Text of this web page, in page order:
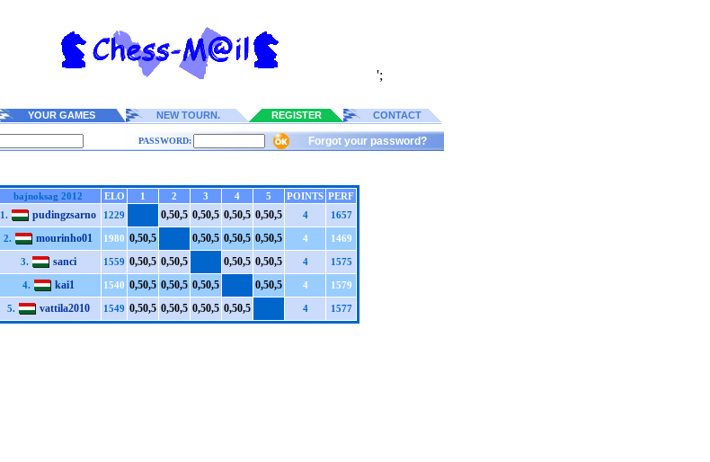
';
YOUR GAMES NEW TOURN. REGISTER CONTACT
PASSWORD: Forgot your password?
bajnoksag 2012 ELO 1 2 3 4 5 POINTS PERF
1.
pudingzsarno 1229 0,50,5 0,50,5 0,50,5 0,50,5 4 1657
2. mourinho01 1980 0,50,5 0,50,5 0,50,5 0,50,5 4 1469
3. sanci 1559 0,50,5 0,50,5 0,50,5 0,50,5 4 1575
4. kai1 1540 0,50,5 0,50,5 0,50,5 0,50,5 4 1579
5. vattila2010 1549 0,50,5 0,50,5 0,50,5 0,50,5 4 1577